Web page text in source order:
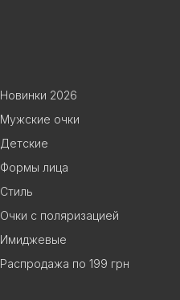
Новинки 2026
Мужские очки
Детские
Формы лица
Стиль
Очки с поляризацией
Имиджевые
Распродажа по 199 грн